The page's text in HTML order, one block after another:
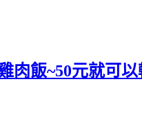
肉飯~50元就可